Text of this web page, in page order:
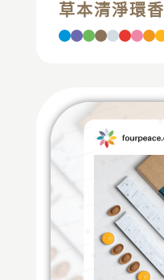
草本清淨環香